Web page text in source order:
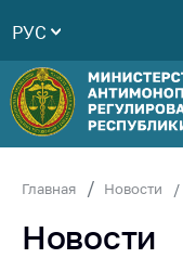
Руководство
Структура
РУС
Главная Новости
Новости